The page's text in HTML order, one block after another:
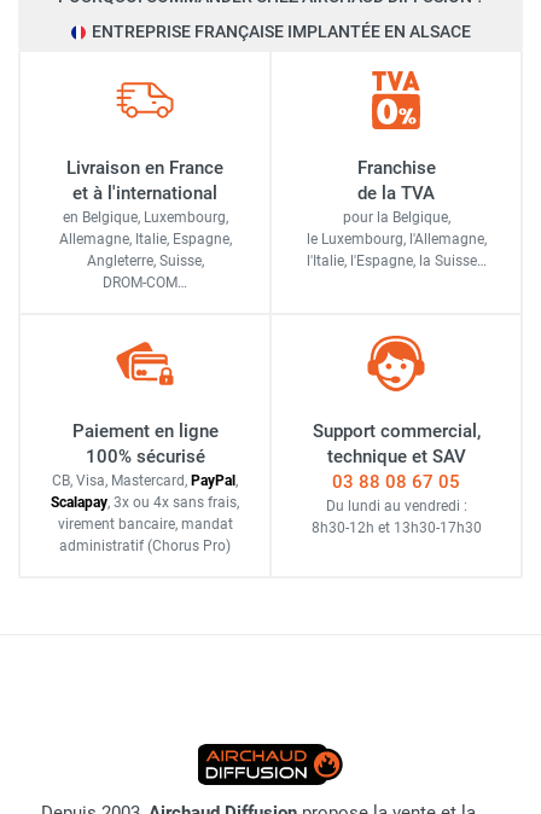
ENTREPRISE FRANÇAISE IMPLANTÉE EN ALSACE
Livraison en France
et à l'international
en Belgique, Luxembourg,
Allemagne, Italie, Espagne,
Angleterre, Suisse,
DROM-COM…
Franchise
de la TVA
pour la Belgique,
le Luxembourg, l'Allemagne,
l'Italie, l'Espagne, la Suisse…
Paiement en ligne
100% sécurisé
CB, Visa, Mastercard, PayPal ,
Scalapay, 3x ou 4x sans frais,
virement bancaire, mandat
administratif (Chorus Pro)
Support commercial,
technique et SAV
03 88 08 67 05
Du lundi au vendredi :
8h30-12h et 13h30-17h30